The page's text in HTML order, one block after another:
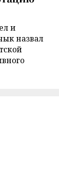
и
назвал